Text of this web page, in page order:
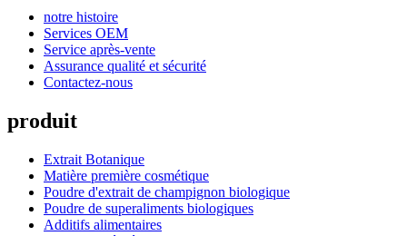
notre histoire
Services OEM
Service après-vente
Assurance qualité et sécurité
Contactez-nous
produit
Extrait Botanique
Matière première cosmétique
Poudre d'extrait de champignon biologique
Poudre de superaliments biologiques
Additifs alimentaires